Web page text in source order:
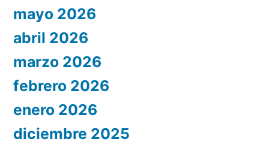
mayo 2026
abril 2026
marzo 2026
febrero 2026
enero 2026
diciembre 2025